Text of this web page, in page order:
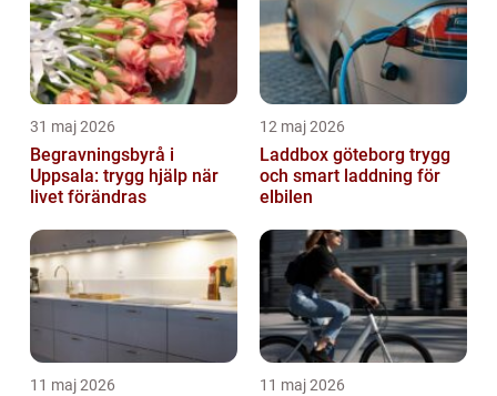
31 maj 2026
Begravningsbyrå i
Uppsala: trygg hjälp när
livet förändras
12 maj 2026
Laddbox göteborg trygg
och smart laddning för
elbilen
11 maj 2026 11 maj 2026